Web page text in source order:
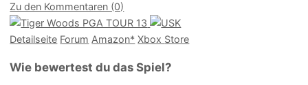
Zu den Kommentaren (0)
Detailseite Forum Amazon* Xbox Store
Wie bewertest du das Spiel?